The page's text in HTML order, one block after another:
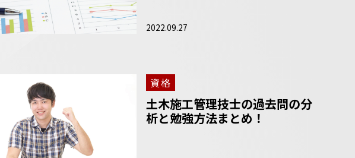
2022.09.27
資格
土木施工管理技士の過去問の分
析と勉強方法まとめ！